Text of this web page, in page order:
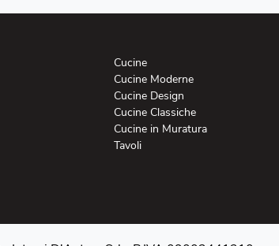
Cucine
Cucine Moderne
Cucine Design
Cucine Classiche
Cucine in Muratura
Tavoli